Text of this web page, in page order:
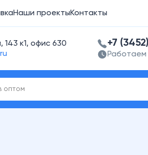
Наши проектыКонтакты
143 к1, офис 630
+7
Работаем